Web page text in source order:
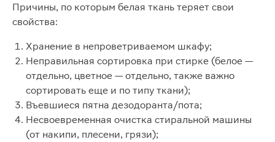
Причины, по которым белая ткань теряет свои
свойства:
Хранение в непроветриваемом шкафу;
Неправильная сортировка при стирке (белое —
отдельно, цветное — отдельно, также важно
сортировать еще и по типу ткани);
Въевшиеся пятна дезодоранта/пота;
Несвоевременная очистка стиральной машины
(от накипи, плесени, грязи);